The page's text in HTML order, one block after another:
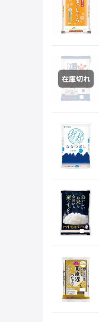
在庫切れ